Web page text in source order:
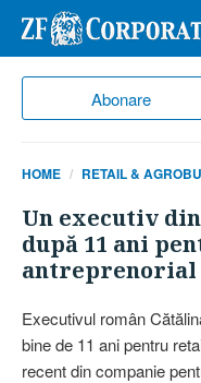
Abonare
HOME RETAIL &
Un executiv
după 11 ani
antreprenorial
Executivul român
bine de 11 ani pentru
recent din companie